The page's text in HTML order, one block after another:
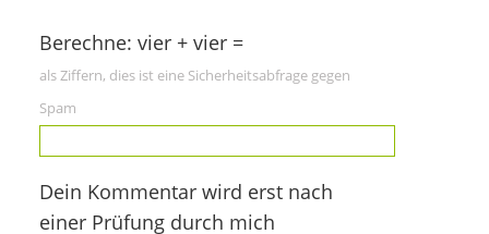
Berechne: vier + vier =
als Ziffern, dies ist eine Sicherheitsabfrage gegen
Spam
Dein Kommentar wird erst nach
einer Prüfung durch mich